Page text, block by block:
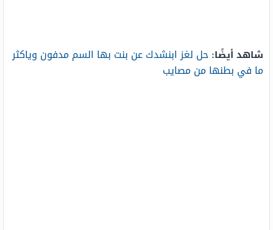
شاهد أيضًا: حل لغز ابنشدك عن بنت بها السم مدفون وياكثر
ما في بطنها من مصايب